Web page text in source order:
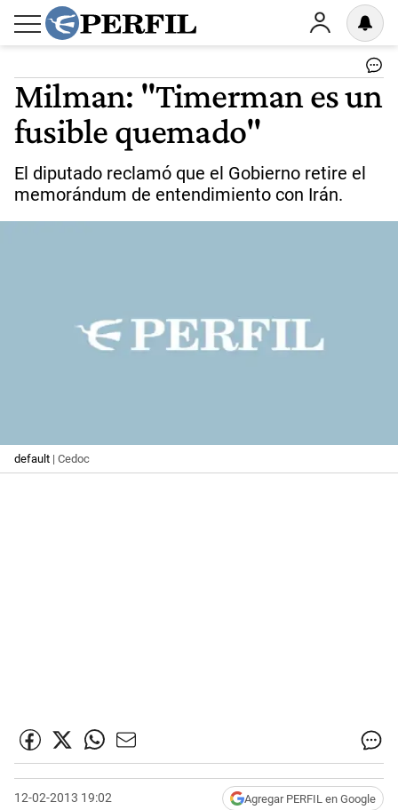
Milman: "Timerman es un
fusible quemado"
El diputado reclamó que el Gobierno retire el
memorándum de entendimiento con Irán.
default | Cedoc
12-02-2013 19:02 Agregar PERFIL en Google